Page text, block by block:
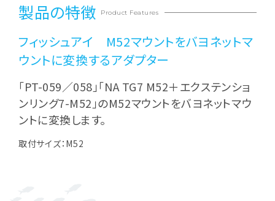
製品の特徴 Product Features
フィッシュアイ M52マウントをバヨネットマ
ウントに変換するアダプター
「PT-059／058」「NA TG7 M52＋エクステンショ
ンリング7-M52」のM52マウントをバヨネットマウ
ントに変換します。
取付サイズ：M52